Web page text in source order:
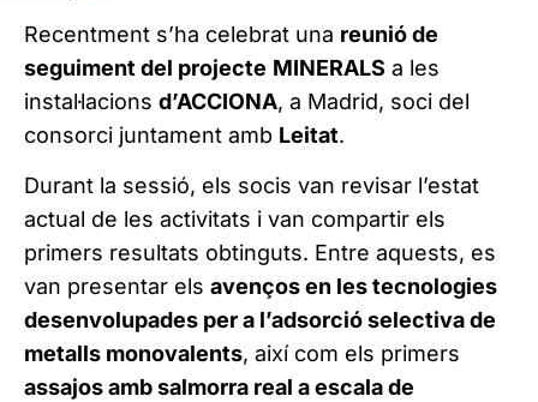
Recentment s’ha celebrat una reunió de
seguiment del projecte MINERALS a les
instal·lacions d’ACCIONA, a Madrid, soci del
consorci juntament amb Leitat.
Durant la sessió, els socis van revisar l’estat
actual de les activitats i van compartir els
primers resultats obtinguts. Entre aquests, es
van presentar els avenços en les tecnologies
desenvolupades per a l’adsorció selectiva de
metalls monovalents, així com els primers
assajos amb salmorra real a escala de